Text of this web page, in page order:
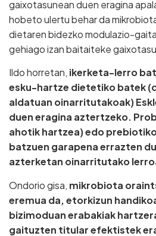
gaixotasunean duen eragina
hobeto ulertu behar da
dietaren bidezko modulazio-
gehiago izan baitaiteke
Ildo horretan, ikerketa-lerro
esku-hartze dietetiko batek
aldatuan oinarritutakoak)
duen eragina aztertzeko.
ahotik hartzea) edo
batzuen garapena errazten
azterketan oinarritutako
Ondorio gisa, mikrobiota
eremua da, etorkizun
bizimoduan erabakiak
gaituzten titular efektistek